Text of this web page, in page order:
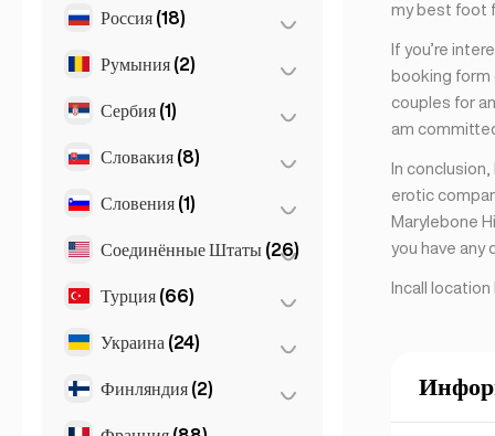
Варшава (55)
Вроцлав
Россия (18)
Москва (12)
Санкт-Петербург
Румыния (2)
Бухарест (2)
Сербия (1)
Belgrad (1)
Словакия (8)
Братислава (8)
Словения (1)
Любляна (1)
Соединённые Штаты (26)
Лос-Анджелес (6)
Майами
Турция (66)
Анкара (14)
Измир
Украина (24)
Харьков (1)
Kiev
Финляндия (2)
my best foot
If you’re
booking form
couples for
am
In
erotic
Marylebone
you have any
Incall